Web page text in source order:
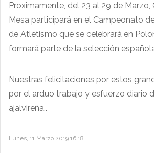
Proximamente, del 23 al 29 de Marzo,
Mesa participará en el Campeonato
de Atletismo que se celebrará en
formará parte de la selección
Nuestras felicitaciones por estos
por el arduo trabajo y esfuerzo diario
ajalvireña..
Lunes, 11 Marzo 2019 16:18